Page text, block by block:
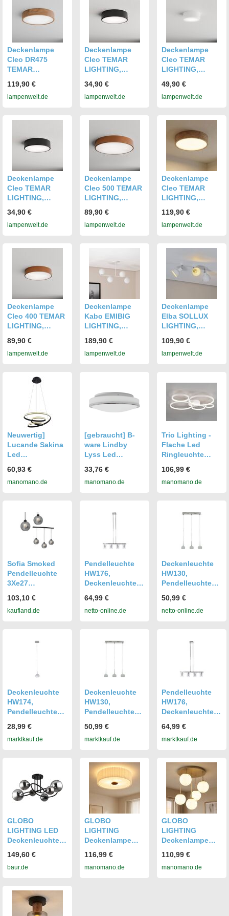
Deckenlampe
Cleo DR475
TEMAR
dimmbar, Holz
hell, für
119,90 €
lampenwelt.de
Deckenlampe
Cleo TEMAR
LIGHTING,
schwarz, für
Wohn- /
34,90 €
lampenwelt.de
Deckenlampe
Cleo TEMAR
LIGHTING,
opal, für
Badezimmer,
49,90 €
lampenwelt.de
Deckenlampe
Cleo TEMAR
LIGHTING,
schwarz, für
Wohn- /
Modern,
34,90 €
lampenwelt.de
Deckenlampe
Cleo 500 TEMAR
LIGHTING,
für Wohn- /
Esszimmer,
89,90 €
lampenwelt.de
Deckenlampe
Cleo TEMAR
LIGHTING,
hell, für Wohn- /
Esszimmer, Holz,
Deckenlampe
119,90 €
lampenwelt.de
Deckenlampe
Cleo 400 TEMAR
LIGHTING,
für Wohn- /
Esszimmer,
Deckenlampe
89,90 €
lampenwelt.de
Deckenlampe
Kabo EMIBIG
LIGHTING,
opal, für Wohn- /
Esszimmer, Glas,
189,90 €
lampenwelt.de
Deckenlampe
Elba SOLLUX
LIGHTING,
opal, für Wohn- /
Esszimmer,
109,90 €
lampenwelt.de
Neuwertig]
Lucande Sakina
Led
Deckenlampe
Pendelleuchte
60,93 €
manomano.de
[gebraucht] B-
ware Lindby
Lyss Led
Deckenlampe
Hängelampe
33,76 €
manomano.de
Trio Lighting -
Flache Led
Ringleuchte
Rondo Dimmbar
Aus Metall In
106,99 €
manomano.de
Sofia Smoked
Pendelleuchte
3Xe27
Deckenlampe
Hängeleuchte
103,10 €
kaufland.de
Pendelleuchte
HW176,
Deckenleuchte
Deckenlampe, 4-
flammig
64,99 €
netto-online.de
Deckenleuchte
HW130,
Pendelleuchte
Deckenlampe, 3-
flammig
50,99 €
netto-online.de
Deckenleuchte
HW174,
Pendelleuchte
Deckenlampe, 1-
flammig
28,99 €
marktkauf.de
Deckenleuchte
HW130,
Pendelleuchte
Deckenlampe, 3-
flammig
50,99 €
marktkauf.de
Pendelleuchte
HW176,
Deckenleuchte
Deckenlampe, 4-
flammig
64,99 €
marktkauf.de
GLOBO
LIGHTING LED
Deckenleuchte
(schwarz matt), 1
Stk., Leuchten,
Glas, Design
Leuchte,
Wohnzimmer,
149,60 €
baur.de
GLOBO
LIGHTING
Deckenlampe
Deckenleuchte
Textil
116,99 €
manomano.de
GLOBO
LIGHTING
Deckenlampe
Wohnzimmerlam
pe 5-flammig
110,99 €
manomano.de